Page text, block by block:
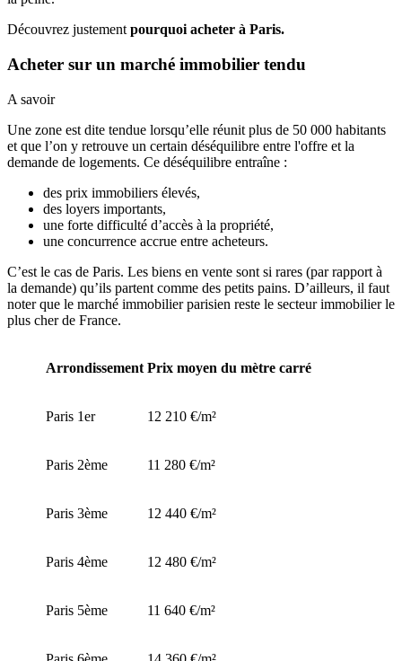
Découvrez justement pourquoi acheter à Paris.
Acheter sur un marché immobilier tendu
A savoir
Une zone est dite tendue lorsqu’elle réunit plus de 50 000 habitants
et que l’on y retrouve un certain déséquilibre entre l'offre et la
demande de logements. Ce déséquilibre entraîne :
des prix immobiliers élevés,
des loyers importants,
une forte difficulté d’accès à la propriété,
une concurrence accrue entre acheteurs.
C’est le cas de Paris. Les biens en vente sont si rares (par rapport à
la demande) qu’ils partent comme des petits pains. D’ailleurs, il faut
noter que le marché immobilier parisien reste le secteur immobilier le
plus cher de France.
Arrondissement Prix moyen du mètre carré
Paris 1er 12 210 €/m²
Paris 2ème 11 280 €/m²
Paris 3ème 12 440 €/m²
Paris 4ème 12 480 €/m²
Paris 5ème 11 640 €/m²